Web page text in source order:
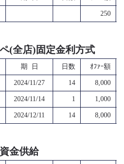
250
(全店)固定金利方式
期 日 日数 ｵﾌｧｰ額
2024/11/27 14 8,000
2024/11/14 1 1,000
2024/12/11 14 8,000
金供給